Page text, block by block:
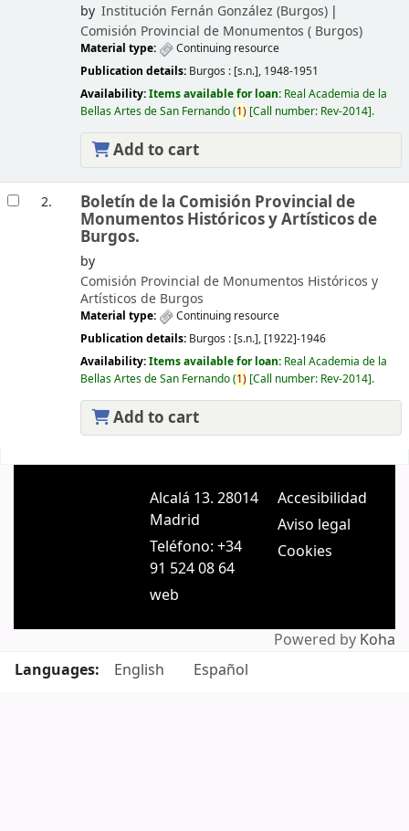
by Institución Fernán González (Burgos)
Comisión Provincial de Monumentos (Burgos)
Material type:
Continuing resource
Publication details: Burgos : [s.n.], 1948-1951
Availability:Items available for loan: Real Academia de la
Bellas Artes de San Fernando(1) Call number: Rev-2014 .
Add to cart
2. Boletín de la Comisión Provincial de
Monumentos Históricos y Artísticos de
Burgos.
by
Comisión Provincial de Monumentos Históricos y
Artísticos de Burgos
Material type:
Continuing resource
Publication details: Burgos : [s.n.], [1922]-1946
Availability:Items available for loan: Real Academia de la
Bellas Artes de San Fernando(1) Call number: Rev-2014 .
Add to cart
Alcalá 13. 28014
Madrid
Teléfono: +34
91 524 08 64
web
Accesibilidad
Aviso legal
Cookies
Powered by Koha
Languages:
English Español